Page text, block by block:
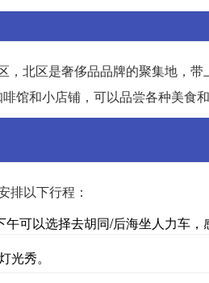
，北区是奢侈品品牌的聚集地，
馆和小店铺，可以品尝各种美食和
排以下行程：
可以选择去胡同/后海坐人力车，
光秀。